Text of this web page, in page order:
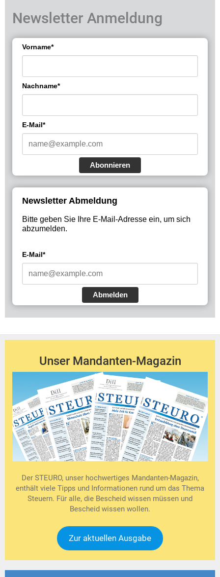
Newsletter Anmeldung
Vorname*
Nachname*
E-Mail*
Abonnieren
Newsletter Abmeldung
Bitte geben Sie Ihre E-Mail-Adresse ein, um sich
abzumelden.
E-Mail*
Abmelden
Unser Mandanten-Magazin
Der STEURO, unser hochwertiges Mandanten-Magazin,
enthält viele Tipps und Informationen rund um das Thema
Steuern. Für alle, die Bescheid wissen müssen und
Bescheid wissen wollen.
Zur aktuellen Ausgabe